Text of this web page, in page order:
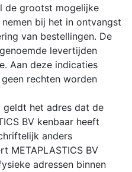
de grootst mogelijke
bij het in ontvangst
van bestellingen. De
levertijden
Aan deze indicaties
rechten worden
geldt het adres dat de
BV kenbaar heeft
anders
METAPLASTICS BV
adressen binnen